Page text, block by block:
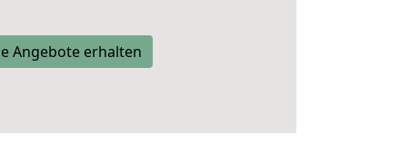
Angebote erhalten